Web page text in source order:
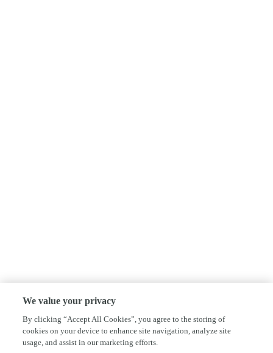
We value your privacy
By clicking “Accept All Cookies”, you agree to the storing of
cookies on your device to enhance site navigation, analyze site
usage, and assist in our marketing efforts.